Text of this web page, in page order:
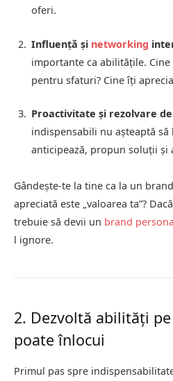
oferi.
Influență și networking
importante ca abilitățile. Cine
pentru sfaturi? Cine îți
Proactivitate și rezolvare
indispensabili nu așteaptă să
anticipează, propun soluții și
Gândește-te la tine ca la un
apreciată este „valoarea ta”?
trebuie să devii un brand
l ignore.
2. Dezvoltă abilități
poate înlocui
Primul pas spre